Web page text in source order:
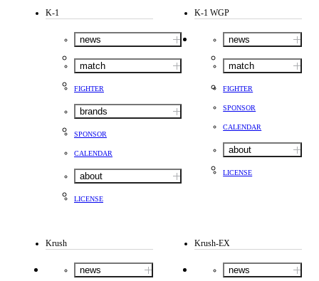
K-1
news
match
FIGHTER
brands
SPONSOR
CALENDAR
about
LICENSE
K-1 WGP
news
match
FIGHTER
SPONSOR
CALENDAR
about
LICENSE
Krush
news
Krush-EX
news